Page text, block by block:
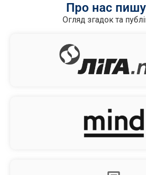
Про нас
Огляд згадок та